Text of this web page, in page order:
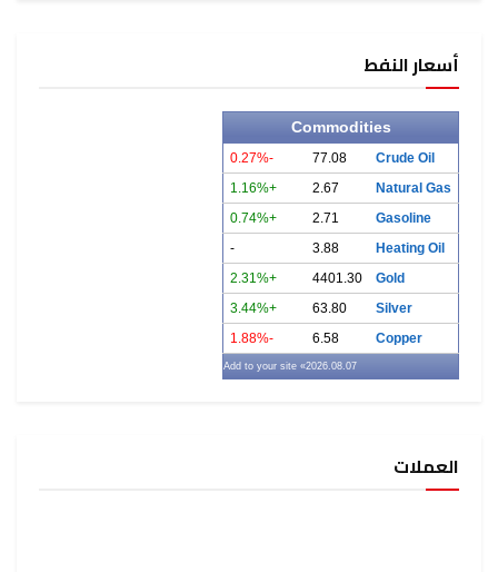
أسعار النفط
Commodities
Crude Oil
77.08
-0.27%
Natural Gas
2.67
+1.16%
Gasoline
2.71
+0.74%
Heating Oil
3.88
-
Gold
4401.30
+2.31%
Silver
63.80
+3.44%
Copper
6.58
-1.88%
2026.08.07
» Add to your site
العملات